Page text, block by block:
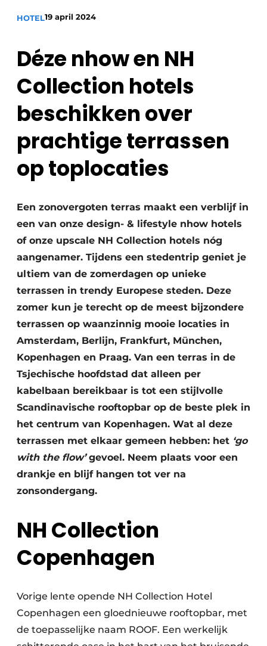
HOTEL19 april 2024
Déze nhow en NH
Collection hotels
beschikken over
prachtige terrassen
op toplocaties
Een zonovergoten terras maakt een verblijf in
een van onze design- & lifestyle nhow hotels
of onze upscale NH Collection hotels nóg
aangenamer. Tijdens een stedentrip geniet je
ultiem van de zomerdagen op unieke
terrassen in trendy Europese steden. Deze
zomer kun je terecht op de meest bijzondere
terrassen op waanzinnig mooie locaties in
Amsterdam, Berlijn, Frankfurt, München,
Kopenhagen en Praag. Van een terras in de
Tsjechische hoofdstad dat alleen per
kabelbaan bereikbaar is tot een stijlvolle
Scandinavische rooftopbar op de beste plek in
het centrum van Kopenhagen. Wat al deze
terrassen met elkaar gemeen hebben: het ‘go
with the flow’gevoel. Neem plaats voor een
drankje en blijf hangen tot ver na
zonsondergang.
NH Collection
Copenhagen
Vorige lente opende NH Collection Hotel
Copenhagen een gloednieuwe rooftopbar, met
de toepasselijke naam ROOF. Een werkelijk